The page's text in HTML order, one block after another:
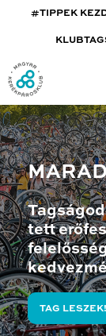
#TIPPEK
tett
TAG LESZEK!